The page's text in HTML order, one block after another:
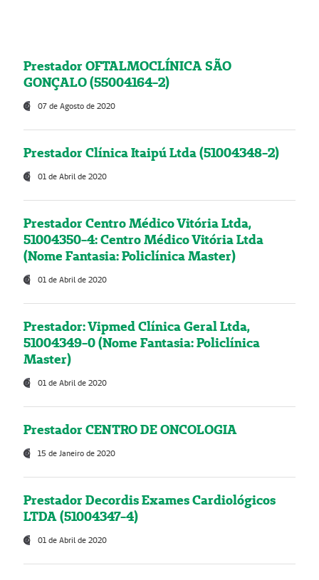
Prestador OFTALMOCLÍNICA SÃO
GONÇALO (55004164-2)
07 de Agosto de 2020
Prestador Clínica Itaipú Ltda (51004348-2)
01 de Abril de 2020
Prestador Centro Médico Vitória Ltda,
51004350-4: Centro Médico Vitória Ltda
(Nome Fantasia: Policlínica Master)
01 de Abril de 2020
Prestador: Vipmed Clínica Geral Ltda,
51004349-0 (Nome Fantasia: Policlínica
Master)
01 de Abril de 2020
Prestador CENTRO DE ONCOLOGIA
15 de Janeiro de 2020
Prestador Decordis Exames Cardiológicos
LTDA (51004347-4)
01 de Abril de 2020